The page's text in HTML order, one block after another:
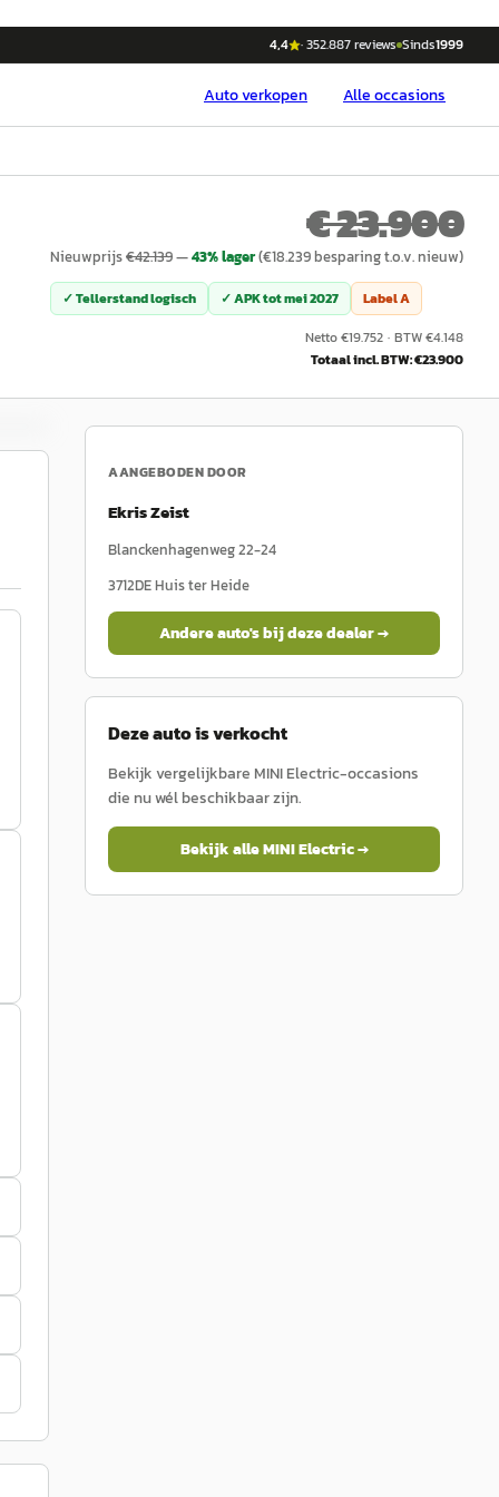
4,4 ·352.887reviews Sinds1999
Autoverkopen Alle occasions
€ 23.900
Nieuwprijs€42.139—43% lager(€18.239besparing t.o.v. nieuw)
✓ Tellerstand logisch ✓ APK totmei 2027 LabelA
Netto €19.752 · BTW €4.148
Totaal incl. BTW: €23.900
AANGEBODEN DOOR
Ekris Zeist
Blanckenhagenweg 22-24
3712DEHuis ter Heide
Andere auto's bij deze dealer →
Deze auto is verkocht
Bekijk vergelijkbare MINIElectric-occasions
die nu wél beschikbaar zijn.
Bekijk alleMINIElectric→